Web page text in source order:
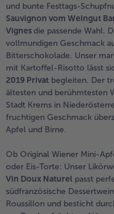
und bunte Festtags-
Sauvignon vom Weingut
Vignesdie passende Wahl.
vollmundigen Geschmack
Bitterschokolade. Unser
mit Kartoffel-Risotto lässt
2019 Privat begleiten. Der
ältesten und berühmtesten
Stadt Krems in
fruchtigen Geschmack
Apfel und Birne.
Ob Original Wiener Mini-
oder Eis-Torte: Unser
Vin Doux Naturel passt
südfranzösische
Roussillon und besticht